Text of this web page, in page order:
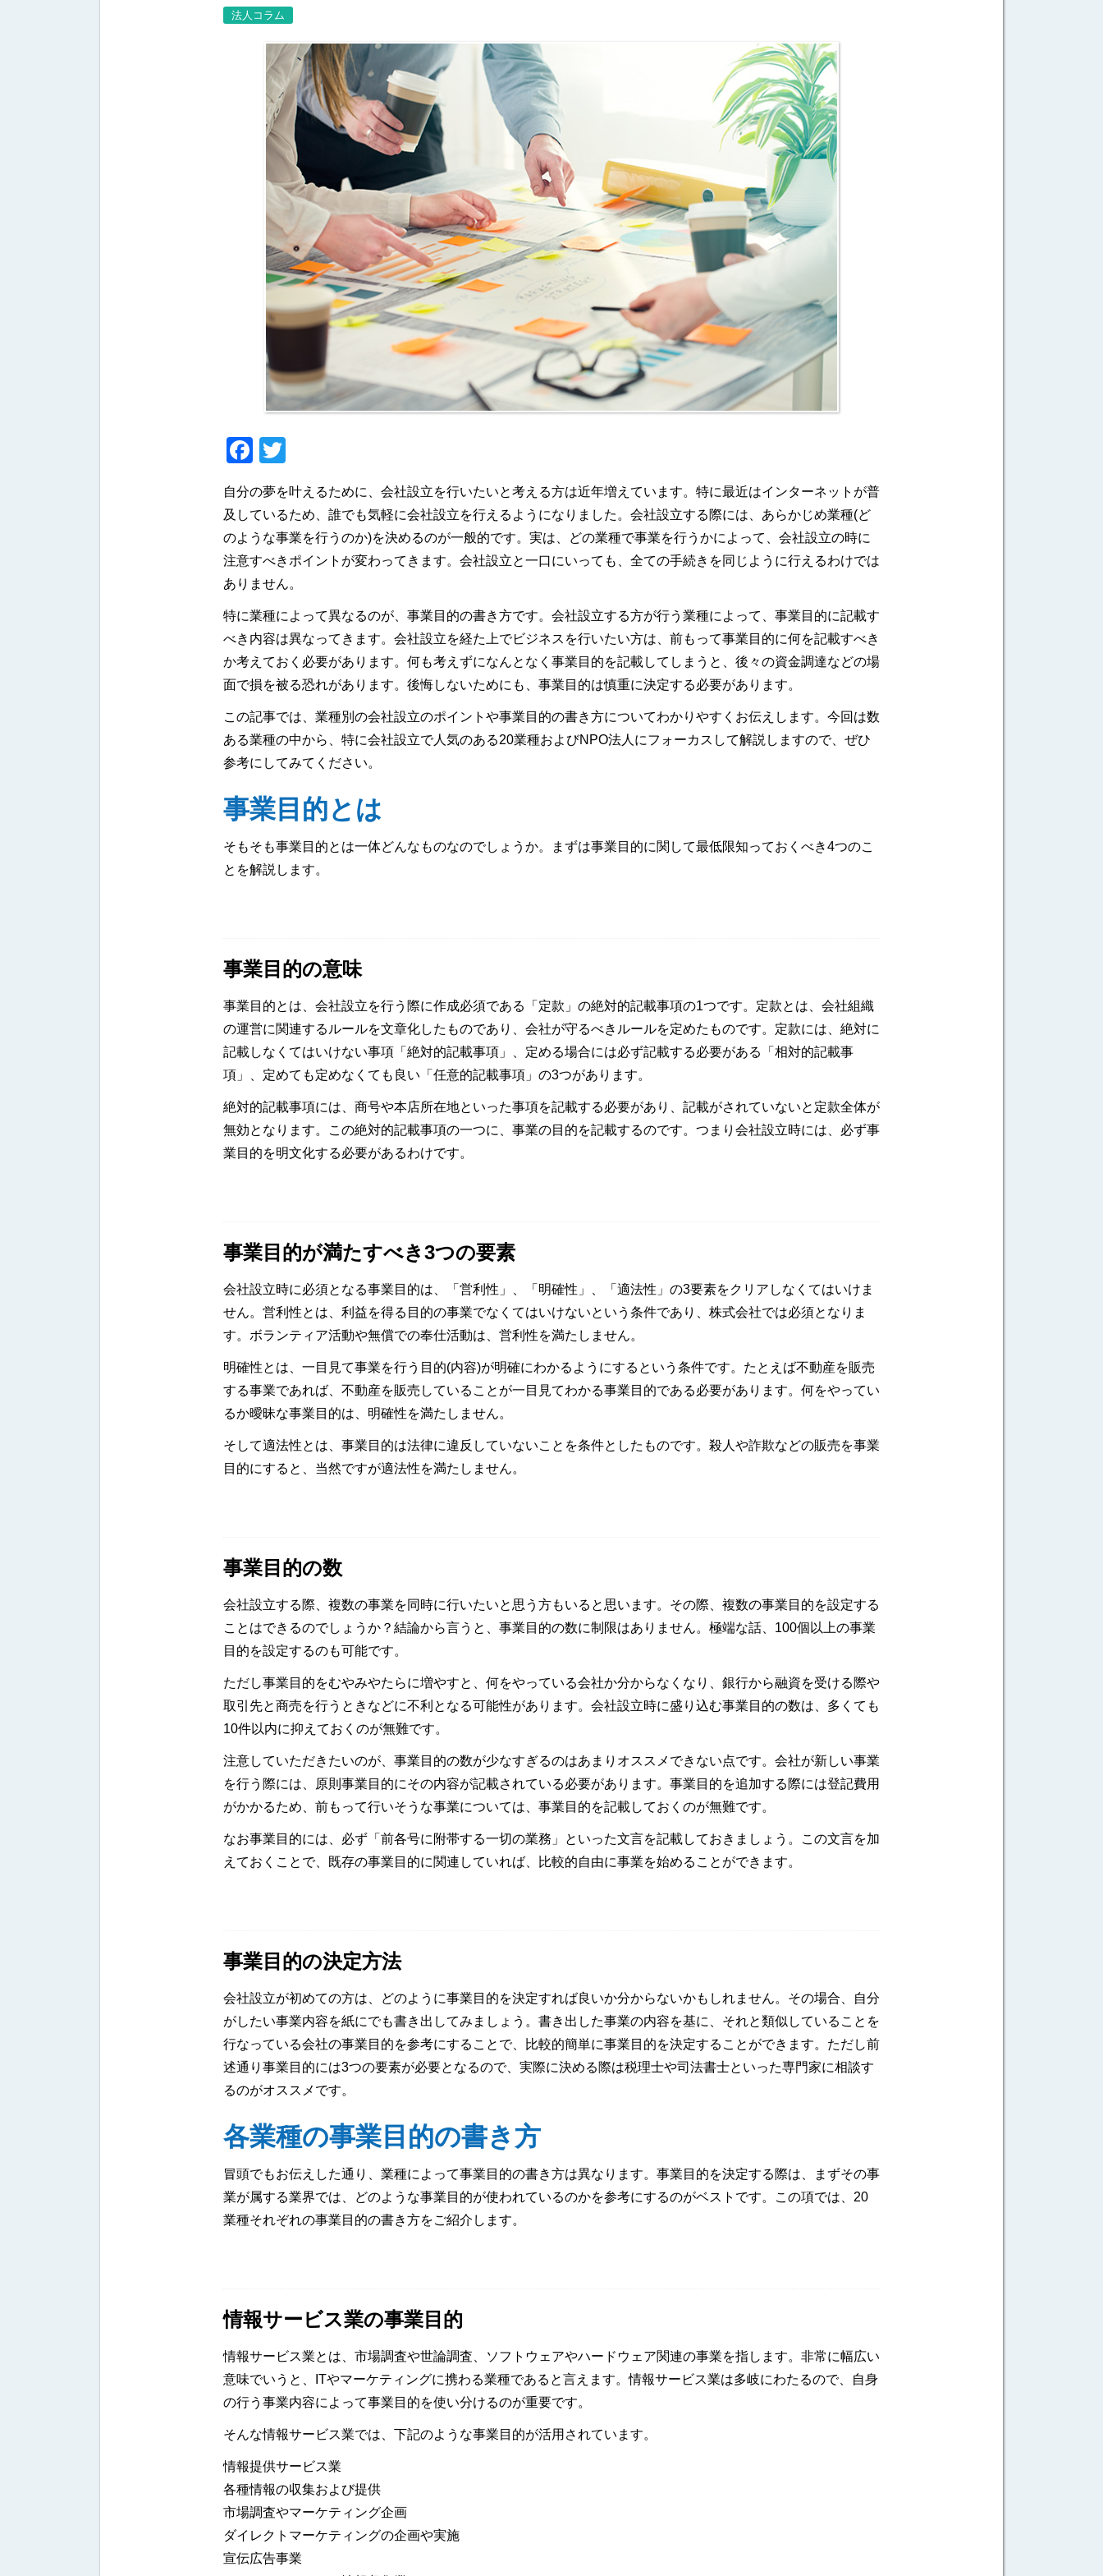
法人コラム
Facebook
自分の夢を叶えるために、会社設立を行いたいと考える方は近年増えています。特に最近はインターネットが普
及しているため、誰でも気軽に会社設立を行えるようになりました。会社設立する際には、あらかじめ業種(ど
のような事業を行うのか)を決めるのが一般的です。実は、どの業種で事業を行うかによって、会社設立の時に
注意すべきポイントが変わってきます。会社設立と一口にいっても、全ての手続きを同じように行えるわけでは
ありません。
特に業種によって異なるのが、事業目的の書き方です。会社設立する方が行う業種によって、事業目的に記載す
べき内容は異なってきます。会社設立を経た上でビジネスを行いたい方は、前もって事業目的に何を記載すべき
か考えておく必要があります。何も考えずになんとなく事業目的を記載してしまうと、後々の資金調達などの場
面で損を被る恐れがあります。後悔しないためにも、事業目的は慎重に決定する必要があります。
この記事では、業種別の会社設立のポイントや事業目的の書き方についてわかりやすくお伝えします。今回は数
ある業種の中から、特に会社設立で人気のある20業種およびNPO法人にフォーカスして解説しますので、ぜひ
参考にしてみてください。
事業目的とは
そもそも事業目的とは一体どんなものなのでしょうか。まずは事業目的に関して最低限知っておくべき4つのこ
とを解説します。
事業目的の意味
事業目的とは、会社設立を行う際に作成必須である「定款」の絶対的記載事項の1つです。定款とは、会社組織
の運営に関連するルールを文章化したものであり、会社が守るべきルールを定めたものです。定款には、絶対に
記載しなくてはいけない事項「絶対的記載事項」、定める場合には必ず記載する必要がある「相対的記載事
項」、定めても定めなくても良い「任意的記載事項」の3つがあります。
絶対的記載事項には、商号や本店所在地といった事項を記載する必要があり、記載がされていないと定款全体が
無効となります。この絶対的記載事項の一つに、事業の目的を記載するのです。つまり会社設立時には、必ず事
業目的を明文化する必要があるわけです。
事業目的が満たすべき3つの要素
会社設立時に必須となる事業目的は、「営利性」、「明確性」、「適法性」の3要素をクリアしなくてはいけま
せん。営利性とは、利益を得る目的の事業でなくてはいけないという条件であり、株式会社では必須となりま
す。ボランティア活動や無償での奉仕活動は、営利性を満たしません。
明確性とは、一目見て事業を行う目的(内容)が明確にわかるようにするという条件です。たとえば不動産を販売
する事業であれば、不動産を販売していることが一目見てわかる事業目的である必要があります。何をやってい
るか曖昧な事業目的は、明確性を満たしません。
そして適法性とは、事業目的は法律に違反していないことを条件としたものです。殺人や詐欺などの販売を事業
目的にすると、当然ですが適法性を満たしません。
事業目的の数
会社設立する際、複数の事業を同時に行いたいと思う方もいると思います。その際、複数の事業目的を設定する
ことはできるのでしょうか？結論から言うと、事業目的の数に制限はありません。極端な話、100個以上の事業
目的を設定するのも可能です。
ただし事業目的をむやみやたらに増やすと、何をやっている会社か分からなくなり、銀行から融資を受ける際や
取引先と商売を行うときなどに不利となる可能性があります。会社設立時に盛り込む事業目的の数は、多くても
10件以内に抑えておくのが無難です。
注意していただきたいのが、事業目的の数が少なすぎるのはあまりオススメできない点です。会社が新しい事業
を行う際には、原則事業目的にその内容が記載されている必要があります。事業目的を追加する際には登記費用
がかかるため、前もって行いそうな事業については、事業目的を記載しておくのが無難です。
なお事業目的には、必ず「前各号に附帯する一切の業務」といった文言を記載しておきましょう。この文言を加
えておくことで、既存の事業目的に関連していれば、比較的自由に事業を始めることができます。
事業目的の決定方法
会社設立が初めての方は、どのように事業目的を決定すれば良いか分からないかもしれません。その場合、自分
がしたい事業内容を紙にでも書き出してみましょう。書き出した事業の内容を基に、それと類似していることを
行なっている会社の事業目的を参考にすることで、比較的簡単に事業目的を決定することができます。ただし前
述通り事業目的には3つの要素が必要となるので、実際に決める際は税理士や司法書士といった専門家に相談す
るのがオススメです。
各業種の事業目的の書き方
冒頭でもお伝えした通り、業種によって事業目的の書き方は異なります。事業目的を決定する際は、まずその事
業が属する業界では、どのような事業目的が使われているのかを参考にするのがベストです。この項では、20
業種それぞれの事業目的の書き方をご紹介します。
情報サービス業の事業目的
情報サービス業とは、市場調査や世論調査、ソフトウェアやハードウェア関連の事業を指します。非常に幅広い
意味でいうと、ITやマーケティングに携わる業種であると言えます。情報サービス業は多岐にわたるので、自身
の行う事業内容によって事業目的を使い分けるのが重要です。
そんな情報サービス業では、下記のような事業目的が活用されています。
情報提供サービス業
各種情報の収集および提供
市場調査やマーケティング企画
ダイレクトマーケティングの企画や実施
宣伝広告事業